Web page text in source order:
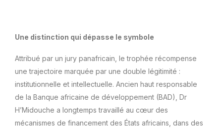
Une distinction qui dépasse le symbole
Attribué par un jury panafricain, le trophée récompense
une trajectoire marquée par une double légitimité :
institutionnelle et intellectuelle. Ancien haut responsable
de la Banque africaine de développement (BAD), Dr
H’Midouche a longtemps travaillé au cœur des
mécanismes de financement des États africains, dans des